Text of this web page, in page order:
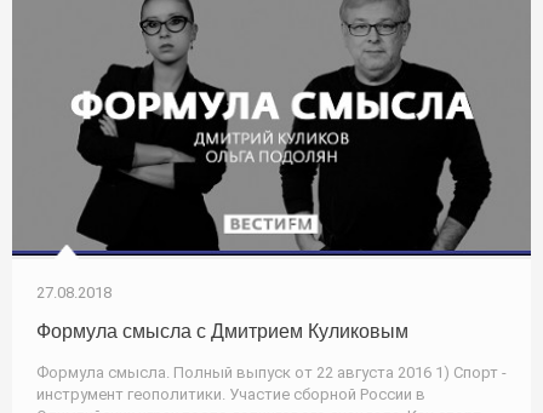
27.08.2018
Формула смысла с Дмитрием Куликовым
Формула смысла. Полный выпуск от 22 августа 2016 1) Спорт -
инструмент геополитики. Участие сборной России в